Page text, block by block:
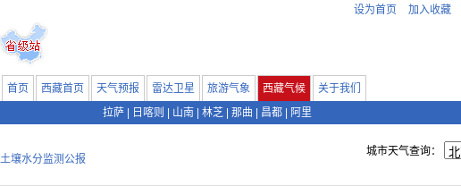
设为首页 加入收藏
首页 西藏首页 天气预报 雷达卫星 旅游气象 西藏气候
关于我们
拉萨
日喀则 山南 林芝 那曲 昌都 阿里
土壤水分监测公报
城市天气查询：